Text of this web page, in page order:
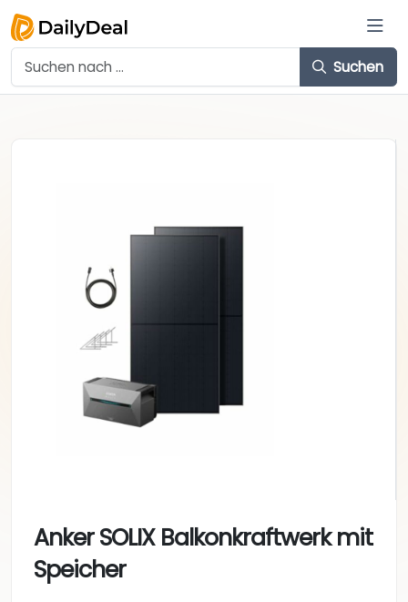
Suchen
Anker SOLIX Balkonkraftwerk mit
Speicher